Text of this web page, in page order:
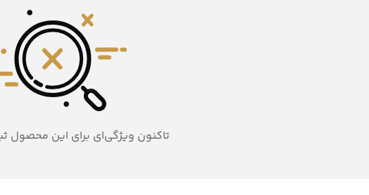
تاکنون ویژگی‌ای برای این محصول